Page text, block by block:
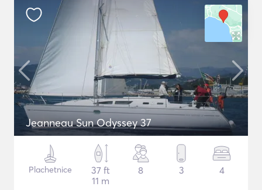
Jeanneau Sun Odyssey 37
Plachetnice
37 ft
11 m
8 3 4